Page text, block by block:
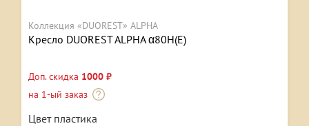
Коллекция «DUOREST» ALPHA
Кресло DUOREST ALPHA α80H(Е)
Доп. скидка 1000 ₽
на 1-ый заказ
Цвет пластика